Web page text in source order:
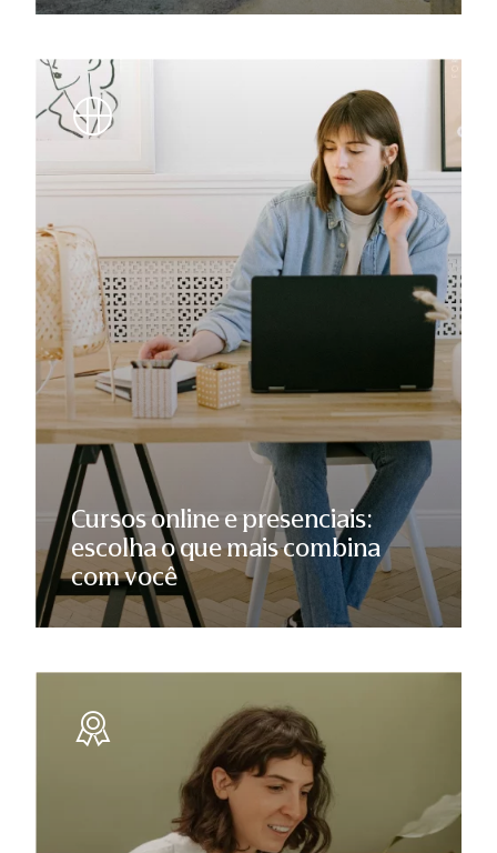
Cursos online e presenciais:
escolha o que mais combina
com você